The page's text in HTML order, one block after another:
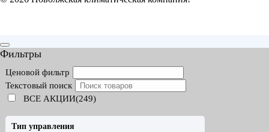
Фильтры
Ценовой фильтр
Текстовый поиск
ВСЕ АКЦИИ(249)
Тип управления